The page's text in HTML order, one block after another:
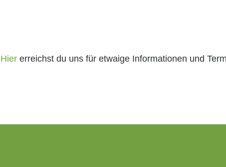
Hier erreichst du uns für etwaige Informationen und